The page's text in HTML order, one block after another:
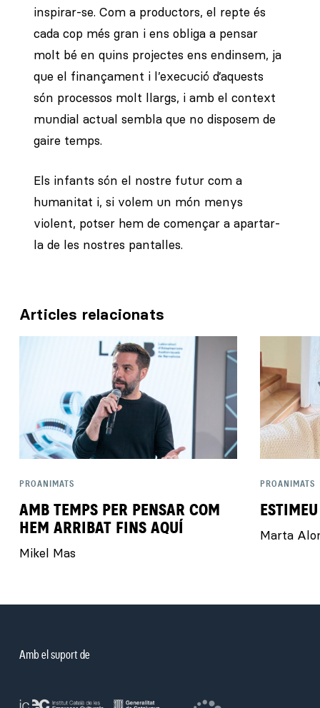
inspirar-se. Com a productors, el repte és
cada cop més gran i ens obliga a pensar
molt bé en quins projectes ens endinsem, ja
que el finançament i l’execució d’aquests
són processos molt llargs, i amb el context
mundial actual sembla que no disposem de
gaire temps.
Els infants són el nostre futur com a
humanitat i, si volem un món menys
violent, potser hem de començar a apartar-
la de les nostres pantalles.
Articles relacionats
PROANIMATS
AMB TEMPS PER PENSAR COM
HEM ARRIBAT FINS AQUÍ
Mikel Mas
PROANIMATS
Marta
Amb el suport de